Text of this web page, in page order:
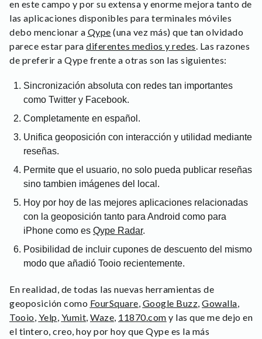
en este campo y por su extensa y enorme mejora tanto de
las aplicaciones disponibles para terminales móviles
debo mencionar a Qype (una vez más) que tan olvidado
parece estar para diferentes medios y redes. Las razones
de preferir a Qype frente a otras son las siguientes:
Sincronización absoluta con redes tan importantes
como Twitter y Facebook.
Completamente en español.
Unifica geoposición con interacción y utilidad mediante
reseñas.
Permite que el usuario, no solo pueda publicar reseñas
sino tambien imágenes del local.
Hoy por hoy de las mejores aplicaciones relacionadas
con la geoposición tanto para Android como para
iPhone como es Qype Radar.
Posibilidad de incluir cupones de descuento del mismo
modo que añadió Tooio recientemente.
En realidad, de todas las nuevas herramientas de
geoposición como FourSquare, Google Buzz, Gowalla,
Tooio, Yelp, Yumit, Waze, 11870.com y las que me dejo en
el tintero, creo, hoy por hoy que Qype es la más